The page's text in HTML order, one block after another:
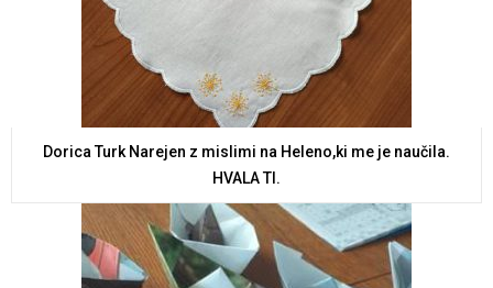
Dorica Turk Narejen z mislimi na Heleno,ki me je naučila.
HVALA TI.